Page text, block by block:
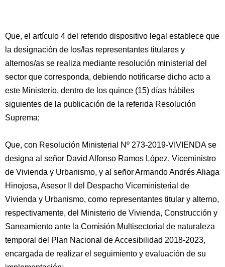
Que, el artículo 4 del referido dispositivo legal establece que
la designación de los/las representantes titulares y
alternos/as se realiza mediante resolución ministerial del
sector que corresponda, debiendo notificarse dicho acto a
este Ministerio, dentro de los quince (15) días hábiles
siguientes de la publicación de la referida Resolución
Suprema;
Que, con Resolución Ministerial Nº 273-2019-VIVIENDA se
designa al señor David Alfonso Ramos López, Viceministro
de Vivienda y Urbanismo, y al señor Armando Andrés Aliaga
Hinojosa, Asesor II del Despacho Viceministerial de
Vivienda y Urbanismo, como representantes titular y alterno,
respectivamente, del Ministerio de Vivienda, Construcción y
Saneamiento ante la Comisión Multisectorial de naturaleza
temporal del Plan Nacional de Accesibilidad 2018-2023,
encargada de realizar el seguimiento y evaluación de su